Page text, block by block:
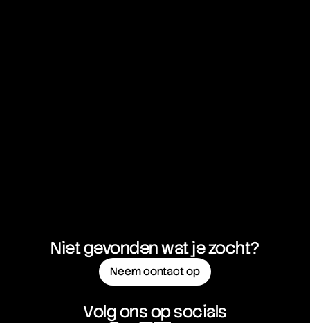
Bull Call Spread Strategy
Niet gevonden wat je zocht?
Neem contact op
Volg ons op socials